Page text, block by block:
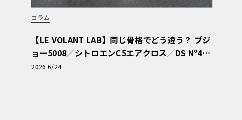
コラム
【LE VOLANT LAB】同じ骨格でどう違う？ プジ
ョー5008／シトロエンC5エアクロス／DS Nº4
読者一気乗りレポート
2026 6/24